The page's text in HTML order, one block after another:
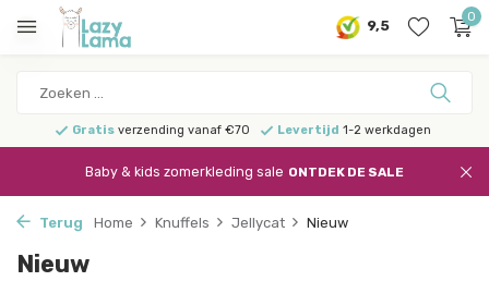
9,5
0
Gratis verzending vanaf €70 Levertijd 1-2 werkdagen
Baby & kids zomerkleding sale ONTDEK DE SALE
Terug Home Knuffels Jellycat Nieuw
Nieuw